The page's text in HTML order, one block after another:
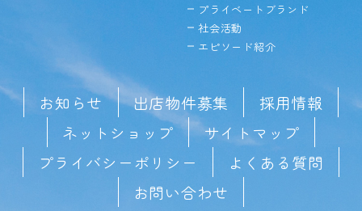
プライベートブランド
社会活動
エピソード紹介
お知らせ 出店物件募集
採用情報
ネットショップ
サイトマップ
プライバシーポリシー
よくある質問
お問い合わせ